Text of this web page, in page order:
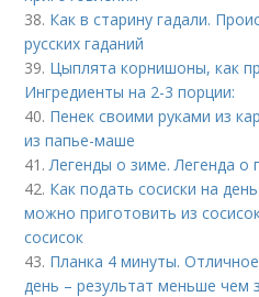
38. Как в старину гадали.
русских гаданий
39. Цыплята корнишоны, как
Ингредиенты на 2-3 порции:
40. Пенек своими руками из
из папье-маше
41.Легенды о зиме. Легенда о
42. Как подать сосиски на
можно приготовить из
сосисок
43. Планка 4 минуты.
день – результат меньше чем